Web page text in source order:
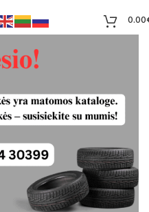
0.00
R15 4vnt
7.00€ Liko 4
Plotis